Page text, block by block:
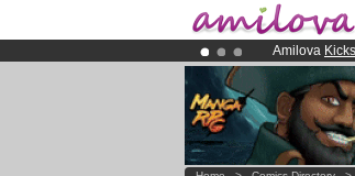
Amilova
Already
Premium